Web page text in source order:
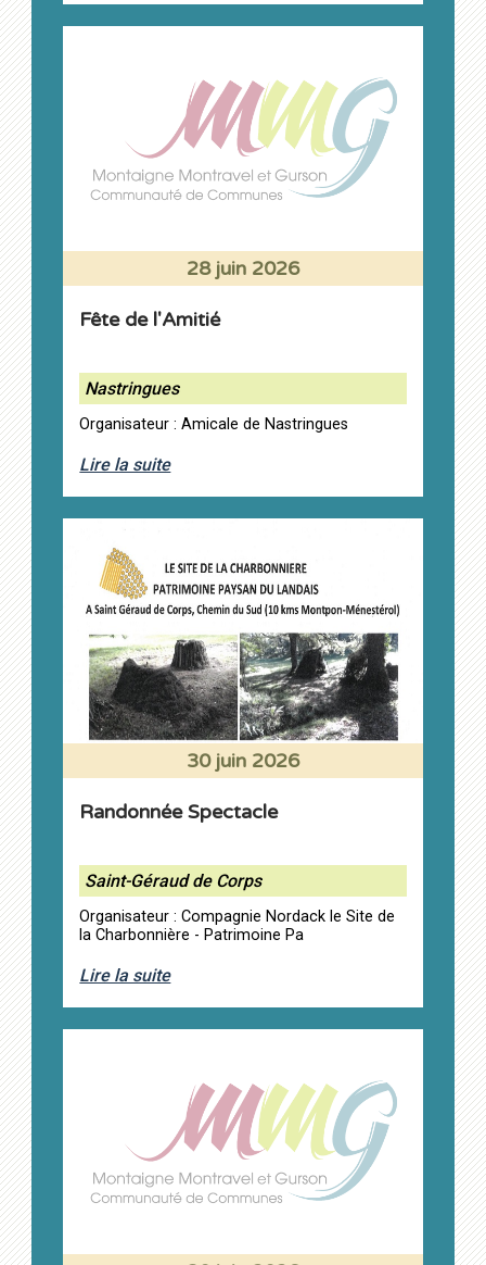
28 juin 2026
Fête de l'Amitié
Nastringues
Organisateur : Amicale de Nastringues
Lire la suite
30 juin 2026
Randonnée Spectacle
Saint-Géraud de Corps
Organisateur : Compagnie Nordack le Site de
la Charbonnière - Patrimoine Pa
Lire la suite